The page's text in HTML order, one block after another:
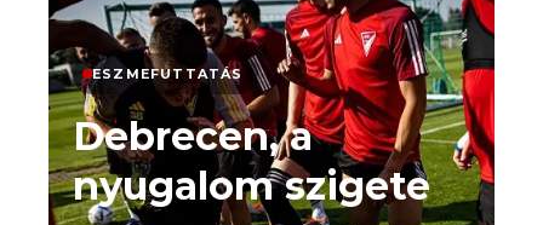
ESZMEFUTTATÁS
Debrecen, a
nyugalom szigete